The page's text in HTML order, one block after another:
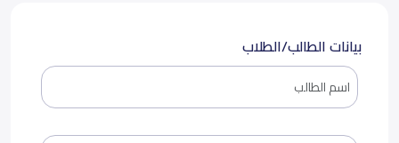
بيانات الطالب/الطلاب